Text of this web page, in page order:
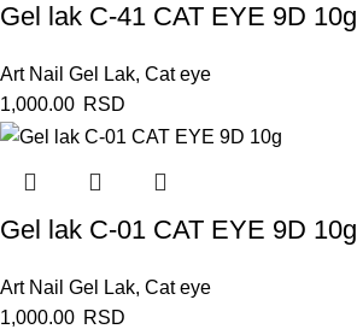
Gel lak C-41 CAT EYE 9D 10g
Art Nail Gel Lak, Cat eye
1,000.00 RSD
Gel lak C-01 CAT EYE 9D 10g
Art Nail Gel Lak, Cat eye
1,000.00 RSD